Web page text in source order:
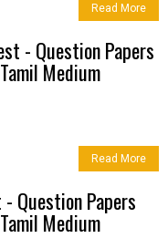
Read More
- Question Papers
Medium
Read More
Question Papers
Medium